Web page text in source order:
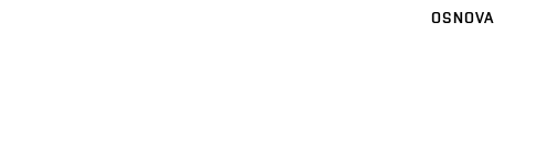
OSNOVA